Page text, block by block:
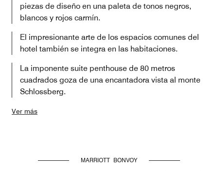
piezas de diseño en una paleta de tonos negros,
blancos y rojos carmín.
El impresionante arte de los espacios comunes del
hotel también se integra en las habitaciones.
La imponente suite penthouse de 80 metros
cuadrados goza de una encantadora vista al monte
Schlossberg.
Ver más
MARRIOTT BONVOY